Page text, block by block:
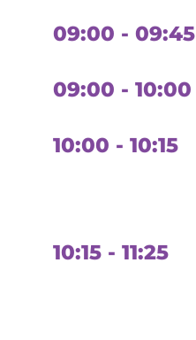
09:00 - 09:45
09:00 - 10:00
10:00 - 10:15
10:15 - 11:25